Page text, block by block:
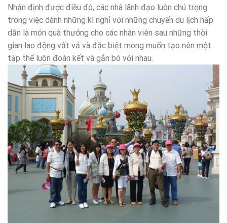
Nhận định được điều đó, các nhà lãnh đạo luôn chú trọng
trong việc dành những kì nghỉ với những chuyến du lịch hấp
dẫn là món quà thưởng cho các nhân viên sau những thời
gian lao động vất vả và đặc biệt mong muốn tạo nên một
tập thể luôn đoàn kết và gắn bó với nhau.